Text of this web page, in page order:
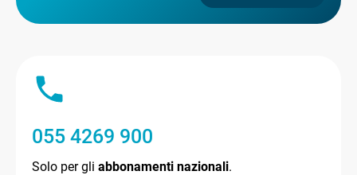
055 4269 900
Solo per gli abbonamenti nazionali.